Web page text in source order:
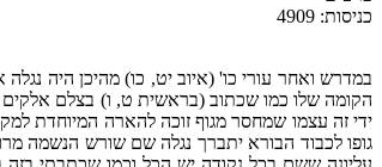
כניסות: 4909
במדרש ואחר עורי כו' (איוב יט, כו) מהיכן היה
הקומה שלו כמו שכתוב (בראשית ט, ו) בצלם אלקים
ידי זה עצמו שמחסר מגוף זוכה להארה המיוחדת
גופו לכבוד הבורא יתברך נגלה שם שורש הנשמה